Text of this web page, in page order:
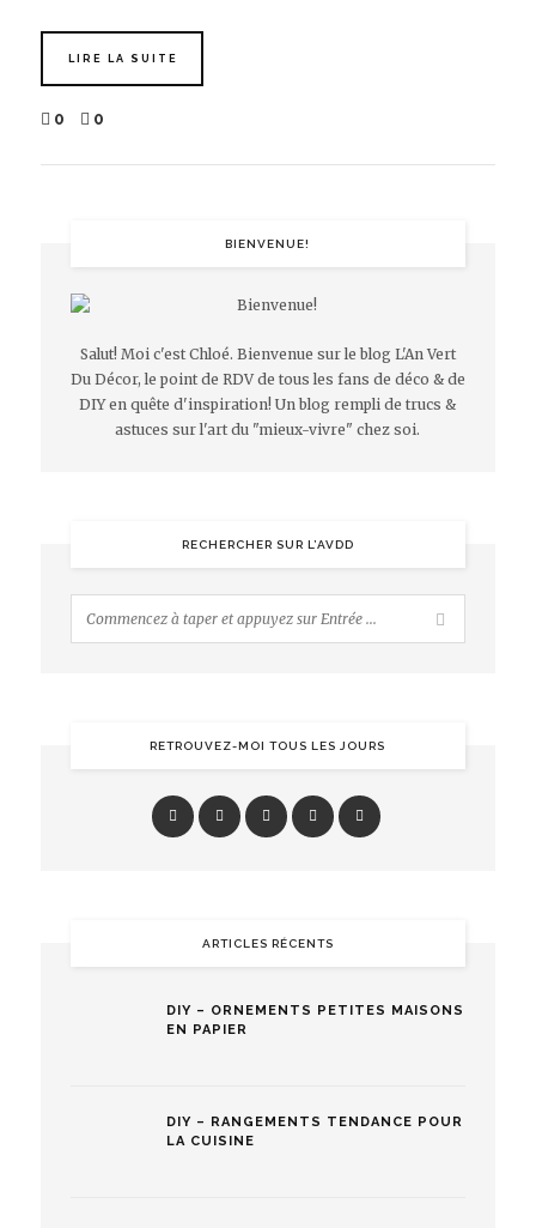
LIRE LA SUITE
0 0
BIENVENUE!
Salut! Moi c'est Chloé. Bienvenue sur le blog L'An Vert
Du Décor, le point de RDV de tous les fans de déco & de
DIY en quête d'inspiration! Un blog rempli de trucs &
astuces sur l'art du "mieux-vivre" chez soi.
RECHERCHER SUR L’AVDD
RETROUVEZ-MOI TOUS LES JOURS
ARTICLES RÉCENTS
DIY – ORNEMENTS PETITES MAISONS
EN PAPIER
DIY – RANGEMENTS TENDANCE POUR
LA CUISINE